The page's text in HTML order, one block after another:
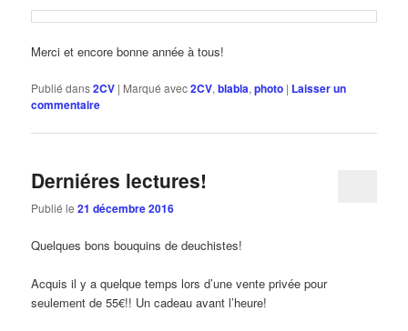
Merci et encore bonne année à tous!
Publié dans2CV | Marqué avec2CV,blabla,photo | Laisser un
commentaire
Derniéres lectures!
Publié le21 décembre 2016
Quelques bons bouquins de deuchistes!
Acquis il y a quelque temps lors d’une vente privée pour
seulement de 55€!! Un cadeau avant l’heure!